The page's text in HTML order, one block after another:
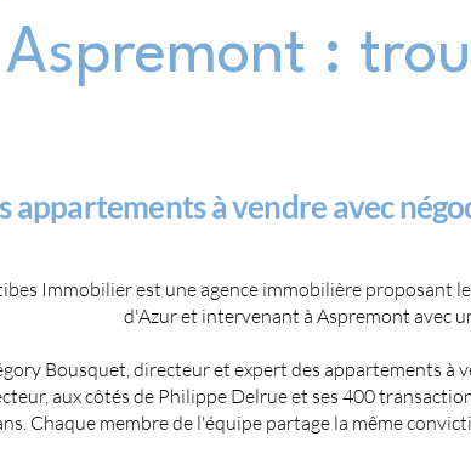
Aspremont :
appartements à vendre avec
Immobilier est une agence immobilière proposant
d'Azur et intervenant à Aspremont avec
Bousquet, directeur et expert des appartements à
aux côtés de Philippe Delrue et ses 400
Chaque membre de l'équipe partage la même